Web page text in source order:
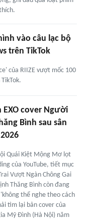
vào câu lạc bộ
trên TikTok
của RIIZE vượt mốc 100
EXO cover Người
Bình sau sân
Quái Kiệt Mộng Mơ lọt
của YouTube, tiết mục
Vượt Ngàn Chông Gai
Thăng Bình còn đang
thể nghe theo cách
tìm lại bản cover của
Mỹ Đình (Hà Nội) năm